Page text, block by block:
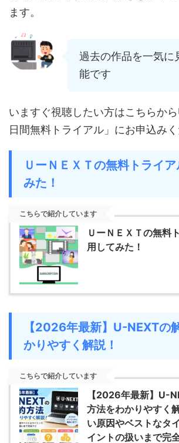
ます。
過去の作品を一気に
能です
いますぐ視聴したい方はこちらか
日間無料トライアル」にお申込みく
ＵーＮＥＸＴの無料トライ
みた！
こちらで紹介しています
ＵーＮＥＸＴの無料
用してみた！
【2026年最新】U-NEXTの
かりやすく解説！
こちらで紹介しています
【2026年最新】U-
方法をわかりやすく
い原因やベストなタ
イントの扱いまで完